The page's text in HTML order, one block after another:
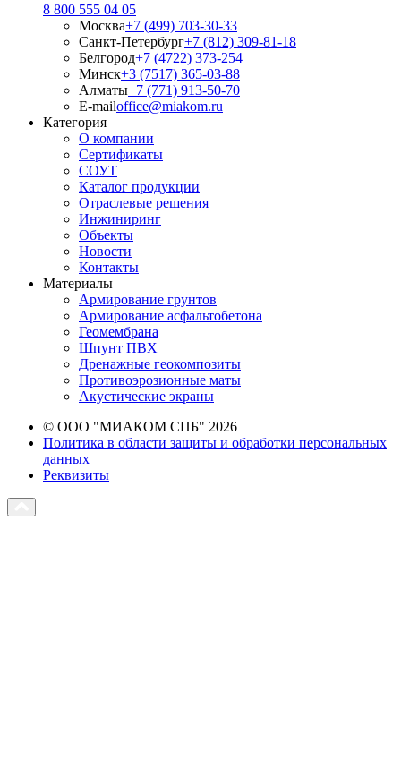
8 800 555 04 05
Москва+7 (499) 703-30-33
Санкт-Петербург+7 (812) 309-81-18
Белгород+7 (4722) 373-254
Минск+3 (7517) 365-03-88
Алматы+7 (771) 913-50-70
E-mailoffice@miakom.ru
Категория
О компании
Сертификаты
СОУТ
Каталог продукции
Отраслевые решения
Инжиниринг
Объекты
Новости
Контакты
Материалы
Армирование грунтов
Армирование асфальтобетона
Геомембрана
Шпунт ПВХ
Дренажные геокомпозиты
Противоэрозионные маты
Акустические экраны
© ООО "МИАКОМ СПБ" 2026
Политика в области защиты и обработки персональных
данных
Реквизиты